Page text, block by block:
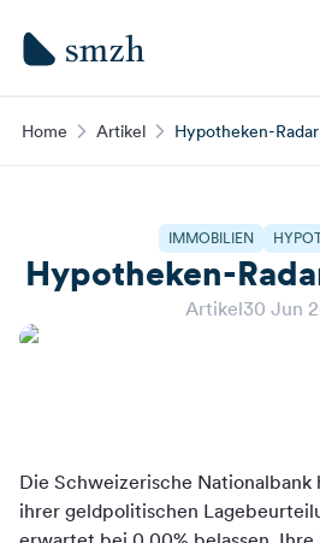
Home Artikel Hypotheken-
IMMOBILIEN
Hypotheken-
Artikel30 Jun
Die Schweizerische Nationalbank
ihrer geldpolitischen